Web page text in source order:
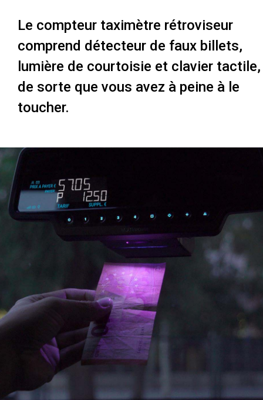
Le compteur taximètre rétroviseur
comprend détecteur de faux billets,
lumière de courtoisie et clavier tactile,
de sorte que vous avez à peine à le
toucher.